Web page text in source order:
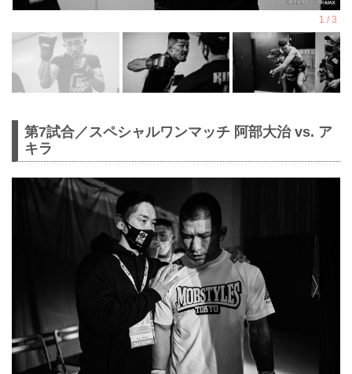
第7試合／スペシャルワンマッチ 阿部大治 vs. ア
キラ